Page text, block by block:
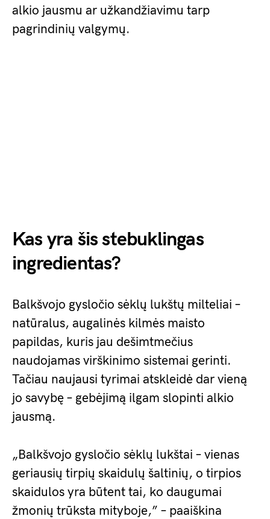
alkio jausmu ar užkandžiavimu tarp
pagrindinių valgymų.
Kas yra šis stebuklingas
ingredientas?
Balkšvojo gysločio sėklų lukštų milteliai –
natūralus, augalinės kilmės maisto
papildas, kuris jau dešimtmečius
naudojamas virškinimo sistemai gerinti.
Tačiau naujausi tyrimai atskleidė dar vieną
jo savybę – gebėjimą ilgam slopinti alkio
jausmą.
„Balkšvojo gysločio sėklų lukštai – vienas
geriausių tirpių skaidulų šaltinių, o tirpios
skaidulos yra būtent tai, ko daugumai
žmonių trūksta mityboje,” – paaiškina